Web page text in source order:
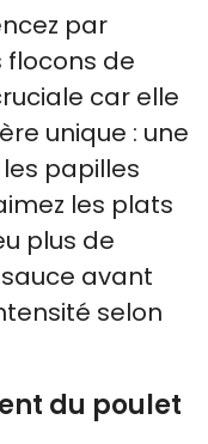
par
flocons de
car elle
unique : une
papilles
les plats
plus de
avant
selon
du poulet